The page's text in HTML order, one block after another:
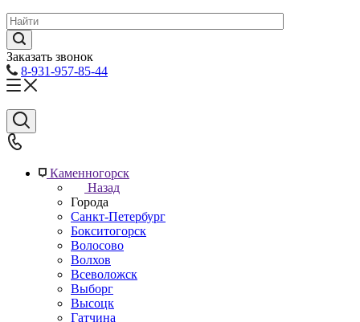
Заказать звонок
8-931-957-85-44
Каменногорск
Назад
Города
Санкт-Петербург
Бокситогорск
Волосово
Волхов
Всеволожск
Выборг
Высоцк
Гатчина